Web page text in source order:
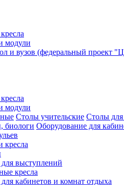
модули
и вузов (федеральный проект
модули
Столы учительские Столы для
биологи Оборудование для
кресла
выступлений
кресла
кабинетов и комнат отдыха